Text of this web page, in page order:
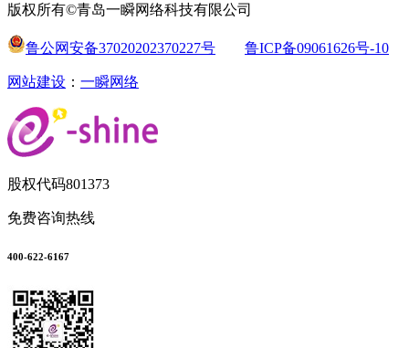
版权所有©青岛一瞬网络科技有限公司
鲁公网安备37020202370227号 鲁ICP备09061626号-10
网站建设 ： 一瞬网络
股权代码801373
免费咨询热线
400-622-6167